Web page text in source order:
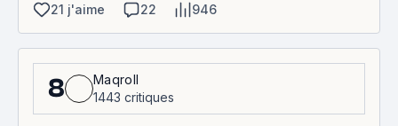
21 j'aime
22 946
8
Maqroll
1443 critiques